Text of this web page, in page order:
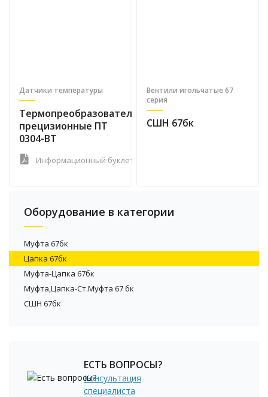
Датчики температуры
Термопреобразователи
прецизионные ПТ
0304-ВТ
Информационный буклет
Вентили игольчатые 67
серия
СШН 67бк
Оборудование в категории
Муфта 67бк
Цапка 67бк
Муфта-Цапка 67бк
Муфта,Цапка-Ст.Муфта 67 бк
СШН 67бк
ЕСТЬ ВОПРОСЫ?
Консультация
специалиста